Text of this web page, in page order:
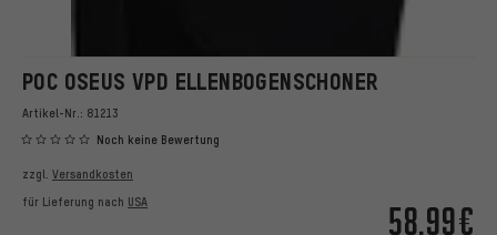
POC OSEUS VPD ELLENBOGENSCHONER
Artikel-Nr.: 81213
Noch keine Bewertung
58,99€
zzgl. Versandkosten
für Lieferung nach USA